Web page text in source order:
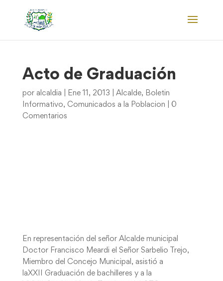
Acto de Graduación
por alcaldia Ene 11, 2013 Alcalde, Boletin
Informativo, Comunicados a la Poblacion
0
Comentarios
En representación del señor Alcalde municipal
Doctor Francisco Meardi el Señor Sarbelio Trejo,
Miembro del Concejo Municipal, asistió a
laXXII Graduación de bachilleres y a la